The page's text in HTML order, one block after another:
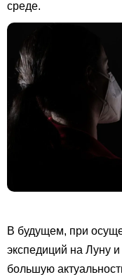
среде.
В будущем, при
экспедиций на Луну
большую